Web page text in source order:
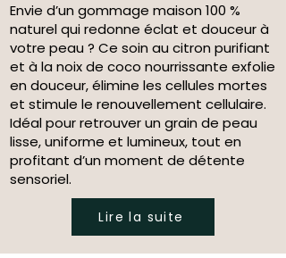
Envie d’un gommage maison 100 %
naturel qui redonne éclat et douceur à
votre peau ? Ce soin au citron purifiant
et à la noix de coco nourrissante exfolie
en douceur, élimine les cellules mortes
et stimule le renouvellement cellulaire.
Idéal pour retrouver un grain de peau
lisse, uniforme et lumineux, tout en
profitant d’un moment de détente
sensoriel.
Lire la suite